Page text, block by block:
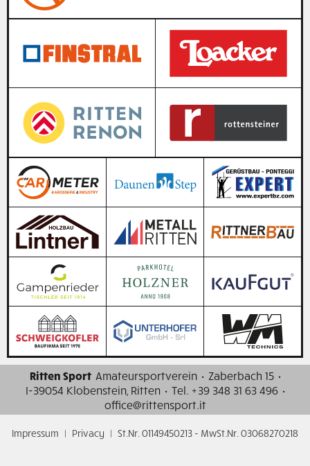
Ritten Sport Amateursportverein · Zaberbach 15 ·
I-39054 Klobenstein, Ritten · Tel. +39 348 31 63 496 ·
office@rittensport.it
Impressum | Privacy | St.Nr. 01149450213 - MwSt.Nr. 03068270218